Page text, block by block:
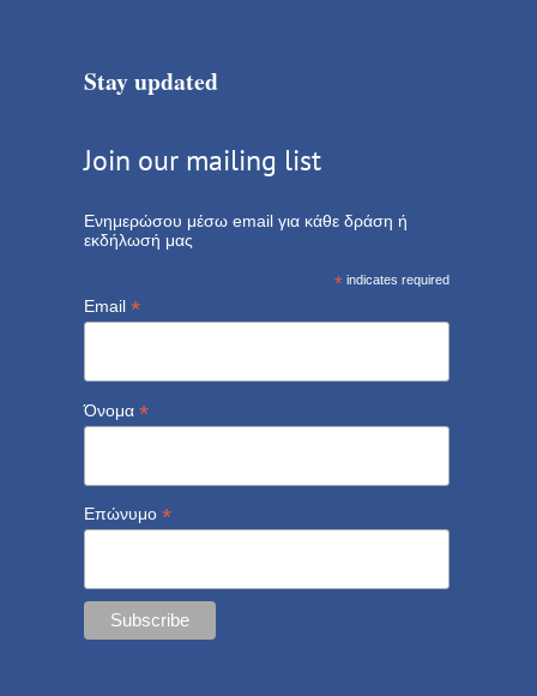
Stay updated
Join our mailing list
Ενημερώσου μέσω email για κάθε δράση ή
εκδήλωσή μας
* indicates required
Email *
Όνομα *
Επώνυμο *